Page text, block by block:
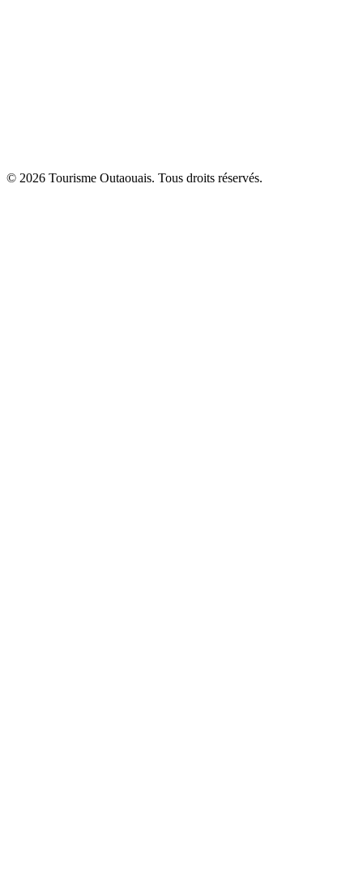
© 2026 Tourisme Outaouais. Tous droits réservés.